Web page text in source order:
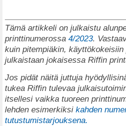
Tämä artikkeli on julkaistu
printtinumerossa 4/2023.
kuin pitempiäkin,
julkaistaan jokaisessa Riffin
Jos pidät näitä juttuja
tukea Riffin tulevaa
itsellesi vaikka tuoreen
lehden esimerkiksi kahden
tutustumistarjouksena.